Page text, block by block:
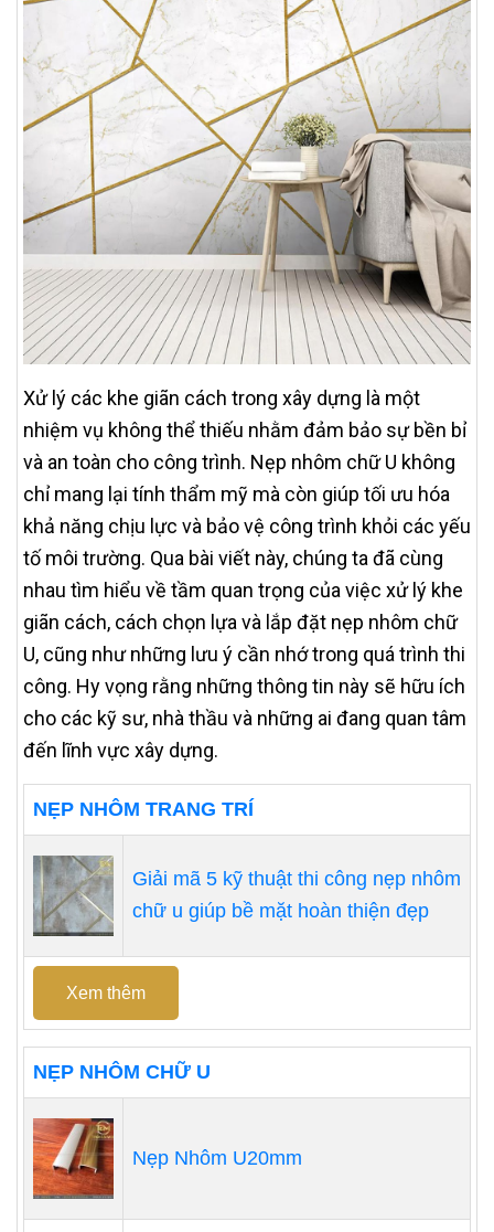
Xử lý các khe giãn cách trong xây dựng là một
nhiệm vụ không thể thiếu nhằm đảm bảo sự bền bỉ
và an toàn cho công trình. Nẹp nhôm chữ U không
chỉ mang lại tính thẩm mỹ mà còn giúp tối ưu hóa
khả năng chịu lực và bảo vệ công trình khỏi các yếu
tố môi trường. Qua bài viết này, chúng ta đã cùng
nhau tìm hiểu về tầm quan trọng của việc xử lý khe
giãn cách, cách chọn lựa và lắp đặt nẹp nhôm chữ
U, cũng như những lưu ý cần nhớ trong quá trình thi
công. Hy vọng rằng những thông tin này sẽ hữu ích
cho các kỹ sư, nhà thầu và những ai đang quan tâm
đến lĩnh vực xây dựng.
NẸP NHÔM TRANG TRÍ
Giải mã 5 kỹ thuật thi công nẹp nhôm
chữ u giúp bề mặt hoàn thiện đẹp
Xem thêm
NẸP NHÔM CHỮ U
Nẹp Nhôm U20mm